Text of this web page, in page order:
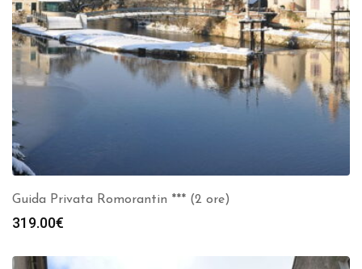
Guida Privata Romorantin *** (2 ore)
319.00€